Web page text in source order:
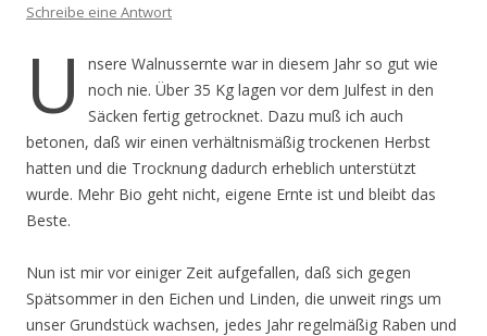
Schreibe eine Antwort
U
nsere Walnussernte war in diesem Jahr so gut wie
noch nie. Über 35 Kg lagen vor dem Julfest in den
Säcken fertig getrocknet. Dazu muß ich auch
betonen, daß wir einen verhältnismäßig trockenen Herbst
hatten und die Trocknung dadurch erheblich unterstützt
wurde. Mehr Bio geht nicht, eigene Ernte ist und bleibt das
Beste.
Nun ist mir vor einiger Zeit aufgefallen, daß sich gegen
Spätsommer in den Eichen und Linden, die unweit rings um
unser Grundstück wachsen, jedes Jahr regelmäßig Raben und